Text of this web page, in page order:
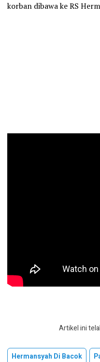
korban dibawa ke RS
Artikel ini
Hermansyah Di Bacok